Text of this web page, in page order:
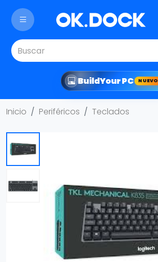
BuildYour PC NUEVO
Inicio Periféricos Teclados